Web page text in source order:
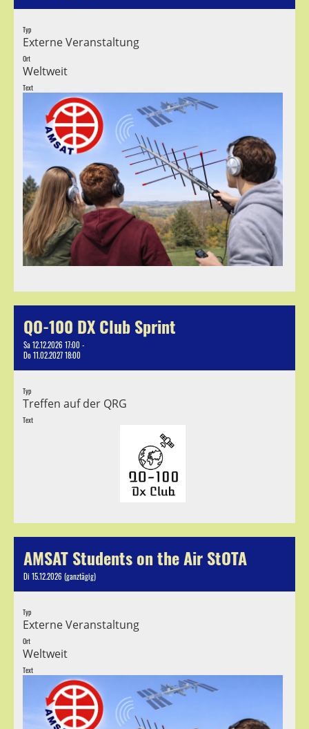
Typ
Externe Veranstaltung
Ort
Weltweit
Text
QO-100 DX Club Sprint
Sa 12.12.2026 17:00 -
Do 11.02.2027 18:00
Typ
Treffen auf der QRG
Text
AMSAT Students on the Air StOTA
Di 15.12.2026 (ganztägig)
Typ
Externe Veranstaltung
Ort
Weltweit
Text